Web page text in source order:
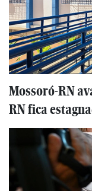
Mossoró-RN
RN fica